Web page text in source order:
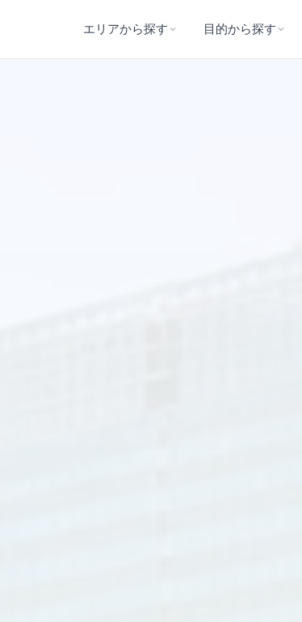
エリアから探す 目的から探す